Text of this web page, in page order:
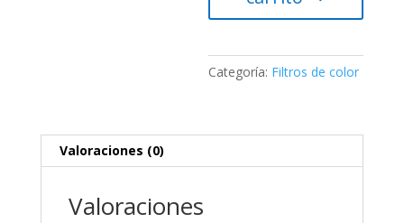
(435nm)
Categoría: Filtros de color
Valoraciones (0)
Valoraciones